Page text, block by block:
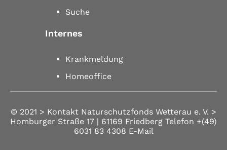
Suche
Internes
Krankmeldung
Homeoffice
© 2021 > Kontakt Naturschutzfonds Wetterau e. V. >
Homburger Straße 17 | 61169 Friedberg Telefon +(49)
6031 83 4308 E-Mail